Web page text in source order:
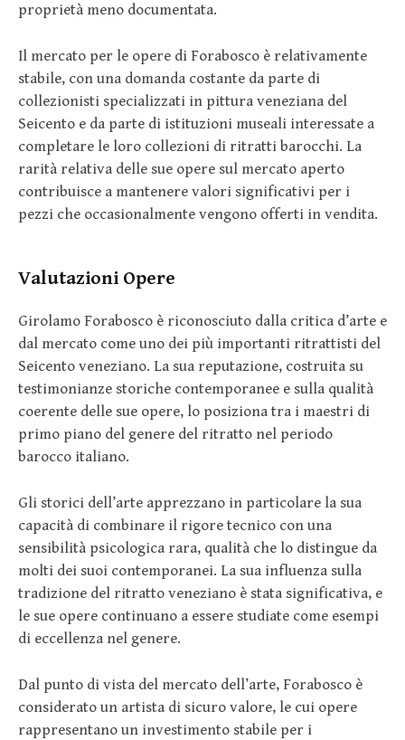
proprietà meno documentata.
Il mercato per le opere di Forabosco è relativamente
stabile, con una domanda costante da parte di
collezionisti specializzati in pittura veneziana del
Seicento e da parte di istituzioni museali interessate a
completare le loro collezioni di ritratti barocchi. La
rarità relativa delle sue opere sul mercato aperto
contribuisce a mantenere valori significativi per i
pezzi che occasionalmente vengono offerti in vendita.
Valutazioni Opere
Girolamo Forabosco è riconosciuto dalla critica d’arte e
dal mercato come uno dei più importanti ritrattisti del
Seicento veneziano. La sua reputazione, costruita su
testimonianze storiche contemporanee e sulla qualità
coerente delle sue opere, lo posiziona tra i maestri di
primo piano del genere del ritratto nel periodo
barocco italiano.
Gli storici dell’arte apprezzano in particolare la sua
capacità di combinare il rigore tecnico con una
sensibilità psicologica rara, qualità che lo distingue da
molti dei suoi contemporanei. La sua influenza sulla
tradizione del ritratto veneziano è stata significativa, e
le sue opere continuano a essere studiate come esempi
di eccellenza nel genere.
Dal punto di vista del mercato dell’arte, Forabosco è
considerato un artista di sicuro valore, le cui opere
rappresentano un investimento stabile per i